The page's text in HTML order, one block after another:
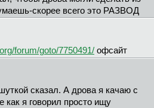
скорее всего это РАЗВОД
forum/goto/7750491/ офсайт
сказал. А дрова я качаю с
я говорил просто ищу